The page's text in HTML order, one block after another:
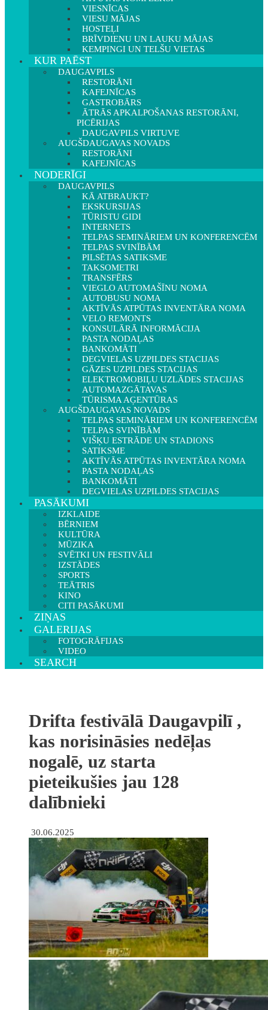
VIESNĪCAS
VIESU MĀJAS
HOSTEĻI
BRĪVDIENU UN LAUKU MĀJAS
KEMPINGI UN TELŠU VIETAS
KUR PAĒST
DAUGAVPILS
RESTORĀNI
KAFEJNĪCAS
GASTROBĀRS
ĀTRĀS APKALPOŠANAS RESTORĀNI,
PICĒRIJAS
DAUGAVPILS VIRTUVE
AUGŠDAUGAVAS NOVADS
RESTORĀNI
KAFEJNĪCAS
NODERĪGI
DAUGAVPILS
KĀ ATBRAUKT?
EKSKURSIJAS
TŪRISTU GIDI
INTERNETS
TELPAS SEMINĀRIEM UN KONFERENCĒM
TELPAS SVINĪBĀM
PILSĒTAS SATIKSME
TAKSOMETRI
TRANSFĒRS
VIEGLO AUTOMAŠĪNU NOMA
AUTOBUSU NOMA
AKTĪVĀS ATPŪTAS INVENTĀRA NOMA
VELO REMONTS
KONSULĀRĀ INFORMĀCIJA
PASTA NODAĻAS
BANKOMĀTI
DEGVIELAS UZPILDES STACIJAS
GĀZES UZPILDES STACIJAS
ELEKTROMOBIĻU UZLĀDES STACIJAS
AUTOMAZGĀTAVAS
TŪRISMA AĢENTŪRAS
AUGŠDAUGAVAS NOVADS
TELPAS SEMINĀRIEM UN KONFERENCĒM
TELPAS SVINĪBĀM
VIŠĶU ESTRĀDE UN STADIONS
SATIKSME
AKTĪVĀS ATPŪTAS INVENTĀRA NOMA
PASTA NODAĻAS
BANKOMĀTI
DEGVIELAS UZPILDES STACIJAS
PASĀKUMI
IZKLAIDE
BĒRNIEM
KULTŪRA
MŪZIKA
SVĒTKI UN FESTIVĀLI
IZSTĀDES
SPORTS
TEĀTRIS
KINO
CITI PASĀKUMI
ZIŅAS
GALERIJAS
FOTOGRĀFIJAS
VIDEO
SEARCH
Drifta festivālā Daugavpilī ,
kas norisināsies nedēļas
nogalē, uz starta
pieteikušies jau 128
dalībnieki
30.06.2025